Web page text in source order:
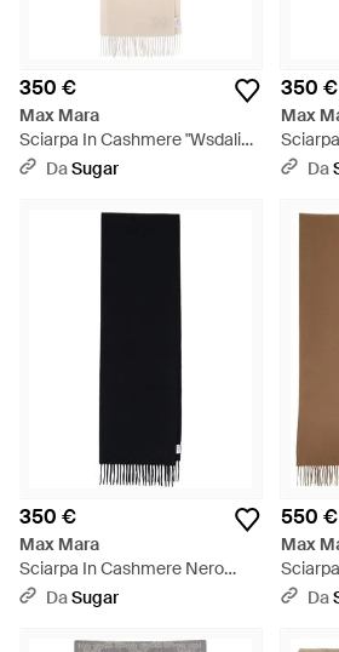
350 €
Max Mara
Sciarpa In Cashmere "Wsdalia"
- Bianco
DaSugar
350 €
Max
-
Da
350 €
Max Mara
Sciarpa In Cashmere Nero
"Wsdalia" - Nero
DaSugar
550 €
Max
Da